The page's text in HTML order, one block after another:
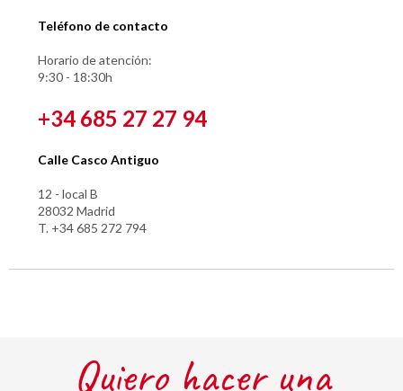
Teléfono de contacto
Horario de atención:
9:30 - 18:30h
+34 685 27 27 94
Calle Casco Antiguo
12 - local B
28032 Madrid
T. +34 685 272 794
Quiero hacer una